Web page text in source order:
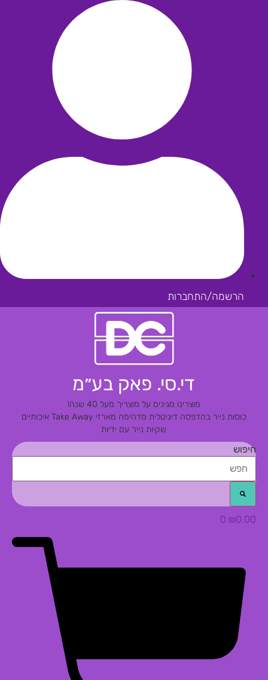
הרשמה/התחברות
די.סי. פאק בע״מ
מוצרינו מגינים על מוצריך מעל 40 שנה!
כוסות נייר בהדפסה דיגיטלית מדהימהמארזי Take Away איכותיים
שקיות נייר עם ידיות
חיפוש
₪0.00
0